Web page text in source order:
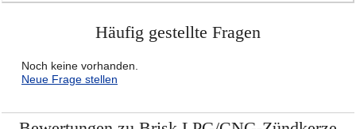
Häufig gestellte Fragen
Noch keine vorhanden.
Neue Frage stellen